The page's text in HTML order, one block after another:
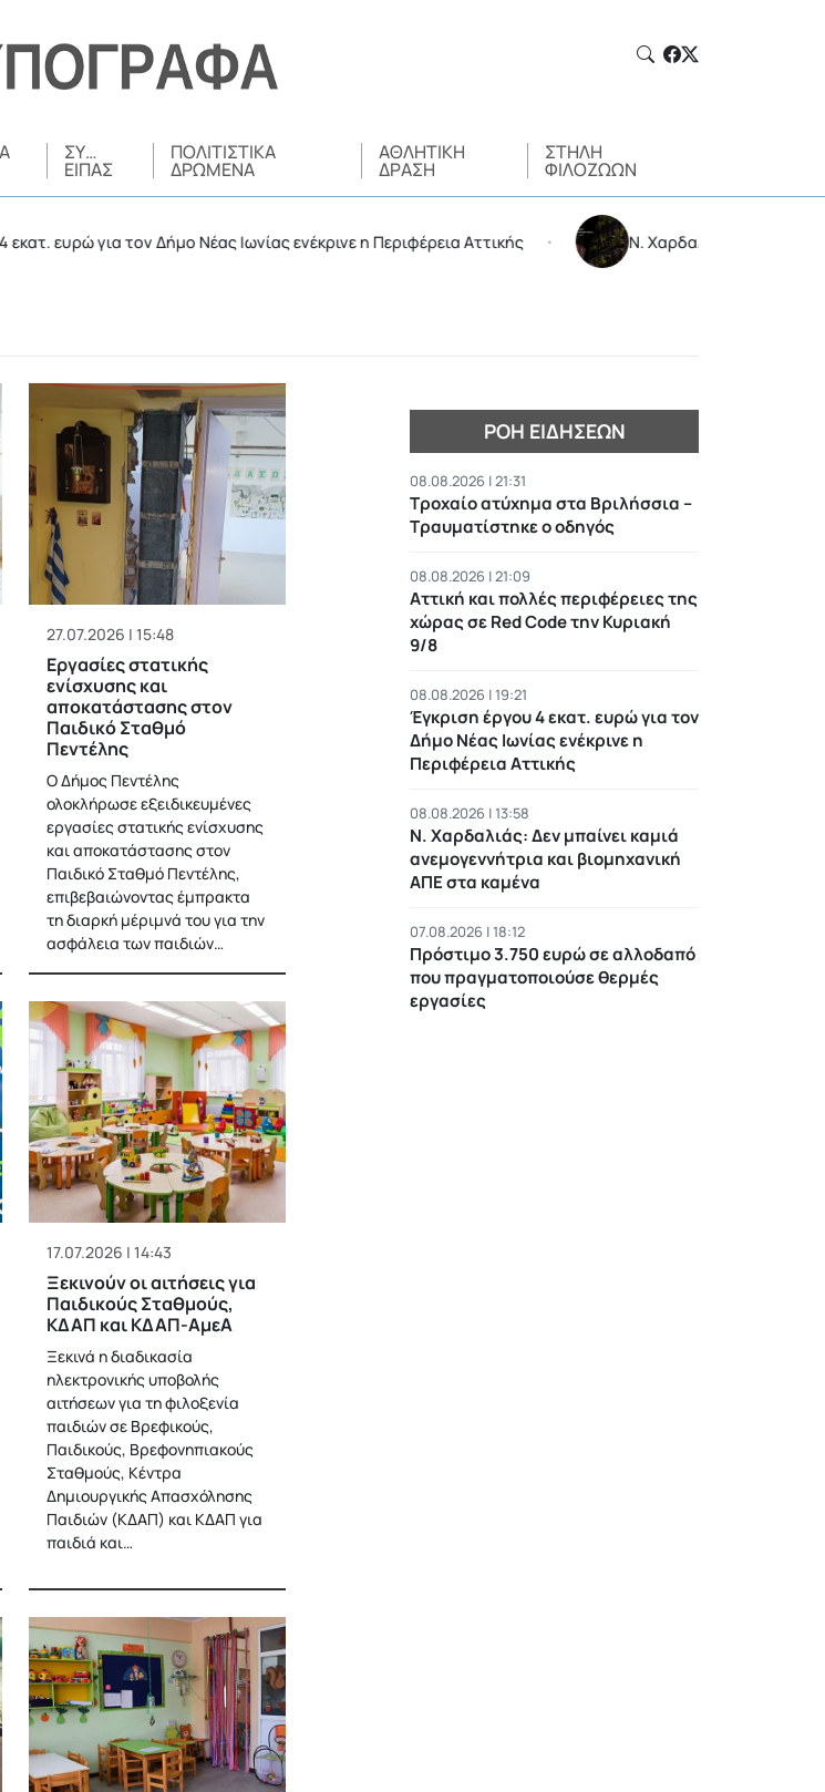
ΣΥ…
ΕΊΠΑΣ
ΠΟΛΙΤΙΣΤΙΚΆ
ΔΡΏΜΕΝΑ
ΑΘΛΗΤΙΚΉ
ΔΡΆΣΗ
ΣΤΉΛΗ
ΦΙΛΌΖΩΩΝ
τον Δήμο Νέας Ιωνίας ενέκρινε η Περιφέρεια Αττικής • Ν. Χαρδαλιάς: Δεν μπαίνει καμιά
27.07.2026 | 15:48
Εργασίες στατικής
ενίσχυσης και
αποκατάστασης στον
Παιδικό Σταθμό
Πεντέλης
Ο Δήμος Πεντέλης
ολοκλήρωσε εξειδικευμένες
εργασίες στατικής ενίσχυσης
και αποκατάστασης στον
Παιδικό Σταθμό Πεντέλης,
επιβεβαιώνοντας έμπρακτα
τη διαρκή μέριμνά του για την
ασφάλεια των παιδιών…
17.07.2026 | 14:43
Ξεκινούν οι αιτήσεις για
Παιδικούς Σταθμούς,
ΚΔΑΠ και ΚΔΑΠ-ΑμεΑ
Ξεκινά η διαδικασία
ηλεκτρονικής υποβολής
αιτήσεων για τη φιλοξενία
παιδιών σε Βρεφικούς,
Παιδικούς, Βρεφονηπιακούς
Σταθμούς, Κέντρα
Δημιουργικής Απασχόλησης
Παιδιών (ΚΔΑΠ) και ΚΔΑΠ για
παιδιά και…
ΡΟΉ ΕΙΔΉΣΕΩΝ
08.08.2026 | 21:31
Τροχαίο ατύχημα στα Βριλήσσια –
Τραυματίστηκε ο οδηγός
08.08.2026 | 21:09
Αττική και πολλές περιφέρειες της
χώρας σε Red Code την Κυριακή
9/8
08.08.2026 | 19:21
Έγκριση έργου 4 εκατ. ευρώ για τον
Δήμο Νέας Ιωνίας ενέκρινε η
Περιφέρεια Αττικής
08.08.2026 | 13:58
Ν. Χαρδαλιάς: Δεν μπαίνει καμιά
ανεμογεννήτρια και βιομηχανική
ΑΠΕ στα καμένα
07.08.2026 | 18:12
Πρόστιμο 3.750 ευρώ σε αλλοδαπό
που πραγματοποιούσε θερμές
εργασίες